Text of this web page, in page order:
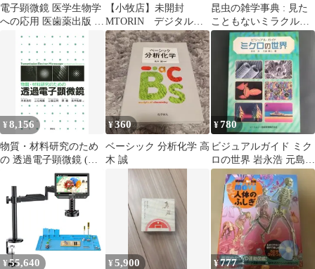
電子顕微鏡 医学生物学
への応用 医歯薬出版 水
平敏和
【小牧店】未開封
MTORIN デジタル顕
微鏡 MS200 【I426-
5359】
昆虫の雑学事典 : 見た
こともないミラクルワ
ールド
¥8,156
物質・材料研究のため
の 透過電子顕微鏡 (KS
¥360
ベーシック 分析化学 高
木 誠
¥780
ビジュアルガイド ミク
ロの世界 岩永浩 元島栖
二
¥55,640 ¥5,900 ¥777